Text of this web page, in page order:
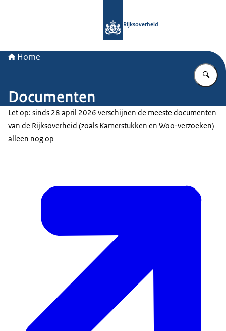
Rijksoverheid
Home
Documenten
Let op: sinds 28 april 2026 verschijnen de meeste documenten
van de Rijksoverheid (zoals Kamerstukken en Woo-verzoeken)
alleen nog op